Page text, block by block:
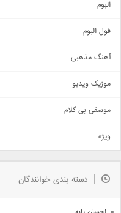
اجتماعی
حماسی
سنتی
اهنگ بندرعباسی
دمو
مذهبی
جدیدترین ها
البوم
فول البوم
آهنگ مذهبی
موزیک ویدیو
موسقی بی کلام
ویژه
دسته بندی خوانندگان